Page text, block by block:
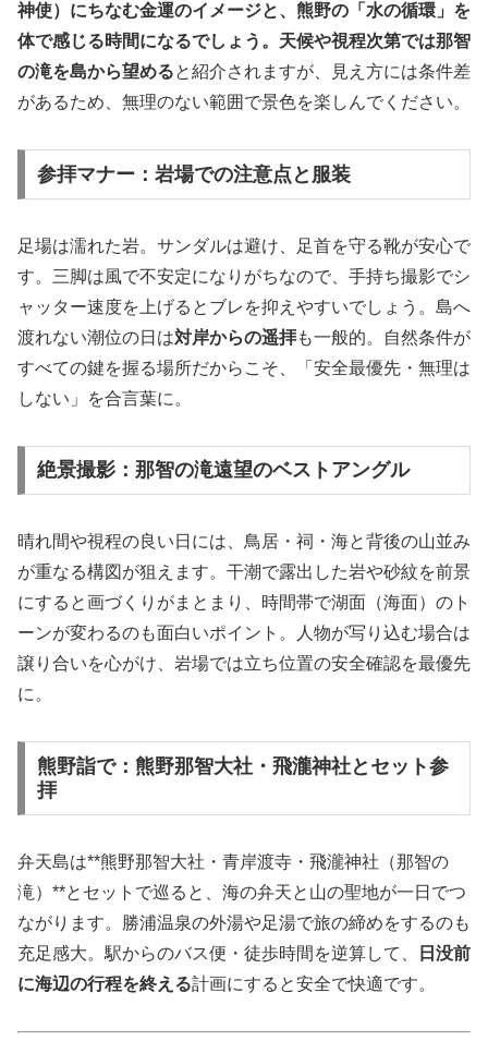
神使）にちなむ金運のイメージと、熊野の「水の循環」を
体で感じる時間になるでしょう。天候や視程次第では那智
の滝を島から望めると紹介されますが、見え方には条件差
があるため、無理のない範囲で景色を楽しんでください。
参拝マナー：岩場での注意点と服装
足場は濡れた岩。サンダルは避け、足首を守る靴が安心で
す。三脚は風で不安定になりがちなので、手持ち撮影でシ
ャッター速度を上げるとブレを抑えやすいでしょう。島へ
渡れない潮位の日は対岸からの遥拝も一般的。自然条件が
すべての鍵を握る場所だからこそ、「安全最優先・無理は
しない」を合言葉に。
絶景撮影：那智の滝遠望のベストアングル
晴れ間や視程の良い日には、鳥居・祠・海と背後の山並み
が重なる構図が狙えます。干潮で露出した岩や砂紋を前景
にすると画づくりがまとまり、時間帯で湖面（海面）のト
ーンが変わるのも面白いポイント。人物が写り込む場合は
譲り合いを心がけ、岩場では立ち位置の安全確認を最優先
に。
熊野詣で：熊野那智大社・飛瀧神社とセット参
拝
弁天島は**熊野那智大社・青岸渡寺・飛瀧神社（那智の
滝）**とセットで巡ると、海の弁天と山の聖地が一日でつ
ながります。勝浦温泉の外湯や足湯で旅の締めをするのも
充足感大。駅からのバス便・徒歩時間を逆算して、
日没前
に海辺の行程を終える計画にすると安全で快適です。